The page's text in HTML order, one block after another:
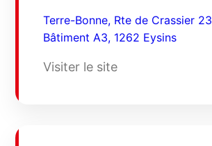
Terre-Bonne, Rte de Crassier 23
Bâtiment A3, 1262 Eysins
Visiter le site